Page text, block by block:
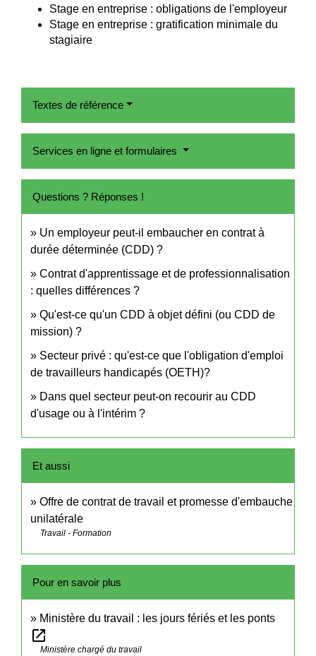
Stage en entreprise : obligations de l'employeur
Stage en entreprise : gratification minimale du
stagiaire
Textes de référence
Services en ligne et formulaires
Questions ? Réponses !
Un employeur peut-il embaucher en contrat à
durée déterminée (CDD) ?
Contrat d'apprentissage et de professionnalisation
: quelles différences ?
Qu'est-ce qu'un CDD à objet défini (ou CDD de
mission) ?
Secteur privé : qu'est-ce que l'obligation d'emploi
de travailleurs handicapés (OETH)?
Dans quel secteur peut-on recourir au CDD
d'usage ou à l'intérim ?
Et aussi
Offre de contrat de travail et promesse d'embauche
unilatérale
Travail - Formation
Pour en savoir plus
Ministère du travail : les jours fériés et les ponts
open_in_new
Ministère chargé du travail